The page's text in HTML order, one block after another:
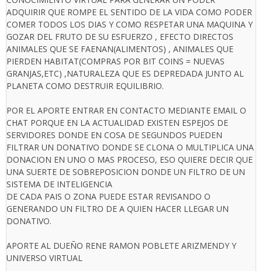
ADQUIRIR QUE ROMPE EL SENTIDO DE LA VIDA COMO PODER
COMER TODOS LOS DIAS Y COMO RESPETAR UNA MAQUINA Y
GOZAR DEL FRUTO DE SU ESFUERZO , EFECTO DIRECTOS
ANIMALES QUE SE FAENAN(ALIMENTOS) , ANIMALES QUE
PIERDEN HABITAT(COMPRAS POR BIT COINS = NUEVAS
GRANJAS,ETC) ,NATURALEZA QUE ES DEPREDADA JUNTO AL
PLANETA COMO DESTRUIR EQUILIBRIO.
POR EL APORTE ENTRAR EN CONTACTO MEDIANTE EMAIL O
CHAT PORQUE EN LA ACTUALIDAD EXISTEN ESPEJOS DE
SERVIDORES DONDE EN COSA DE SEGUNDOS PUEDEN
FILTRAR UN DONATIVO DONDE SE CLONA O MULTIPLICA UNA
DONACION EN UNO O MAS PROCESO, ESO QUIERE DECIR QUE
UNA SUERTE DE SOBREPOSICION DONDE UN FILTRO DE UN
SISTEMA DE INTELIGENCIA
DE CADA PAIS O ZONA PUEDE ESTAR REVISANDO O
GENERANDO UN FILTRO DE A QUIEN HACER LLEGAR UN
DONATIVO.
APORTE AL DUEÑO RENE RAMON POBLETE ARIZMENDY Y
UNIVERSO VIRTUAL